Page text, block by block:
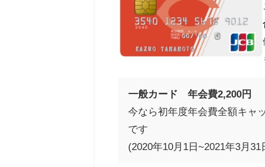
一般カード 年会費2,200
今なら初年度年会費全額キャ
です
(2020年10月1日~2021年3月